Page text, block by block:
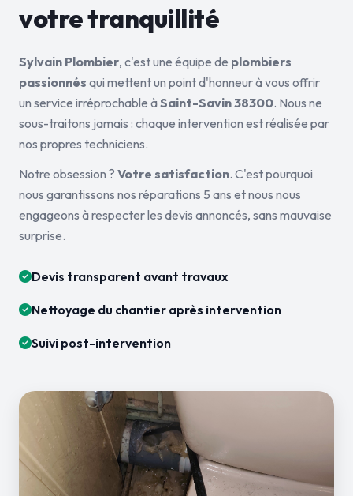
votre tranquillité
Sylvain Plombier, c'est une équipe de plombiers
passionnés qui mettent un point d'honneur à vous offrir
un service irréprochable àSaint-Savin 38300. Nous ne
sous-traitons jamais : chaque intervention est réalisée par
nos propres techniciens.
Notre obsession ? Votre satisfaction. C'est pourquoi
nous garantissons nos réparations 5 ans et nous nous
engageons à respecter les devis annoncés, sans mauvaise
surprise.
Devis transparent avant travaux
Nettoyage du chantier après intervention
Suivi post-intervention